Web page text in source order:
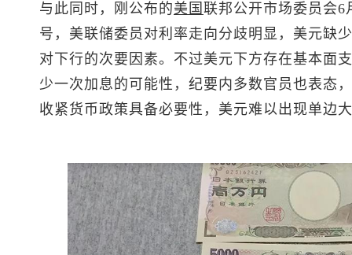
与此同时，刚公布的美国 联邦公开市场委员会6
号，美联储委员对利率走向分歧明显，美元缺
对下行的次要因素。不过美元下方存在基本面
少一次加息的可能性，纪要内多数官员也表态
收紧货币政策具备必要性，美元难以出现单边